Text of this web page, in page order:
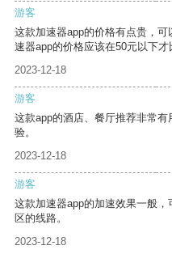
游客
这款加速器app的价格有点贵，
速器app的价格应该在50元以下才
2023-12-18
游客
这款app的酒店、餐厅推荐非常
验。
2023-12-18
游客
这款加速器app的加速效果一般
区的线路。
2023-12-18